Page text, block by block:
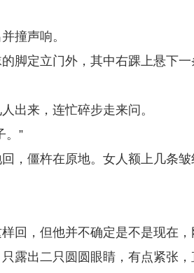
撞声响。
脚定立门外，其中右踝上悬下一
出来，连忙碎步走来问。
。”
，僵杵在原地。女人额上几条皱
回，但他并不确定是不是现在
露出二只圆圆眼睛，有点紧张